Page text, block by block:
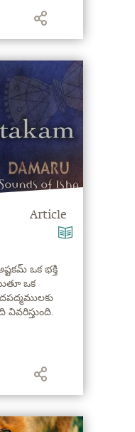
Article
ఒక భక్తి
ఒక